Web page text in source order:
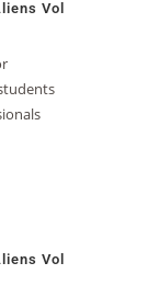
Vol
Vol